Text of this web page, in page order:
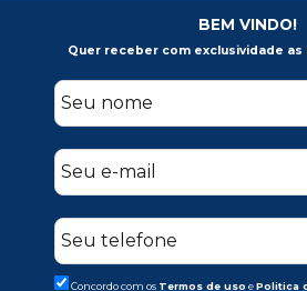
BEM VINDO!
Quer receber com exclusividade
Concordo com os Termos de uso ePolitica